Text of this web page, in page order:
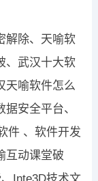
解除、天喻软
、武汉十大软
天喻软件怎么
安全平台、
件 、软件开发
互动课堂破